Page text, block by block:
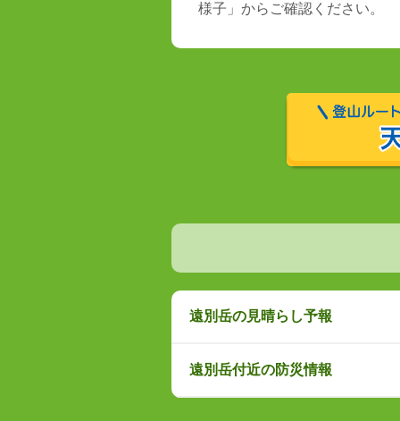
様子」からご確認ください。
遠別岳の見晴らし予報
遠別岳付近の防災情報